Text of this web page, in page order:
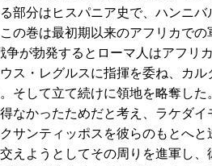
部分はヒスパニア史で、ハンニ
の巻は最初期以来のアフリカでの
が勃発するとローマ人はアフリ
ス・レグルスに指揮を委ね、カ
そして立て続けに領地を略奪し
なかったためだと考え、ラケダ
サンティッポスを彼らのもとへ
えようとしてその周りを進軍し